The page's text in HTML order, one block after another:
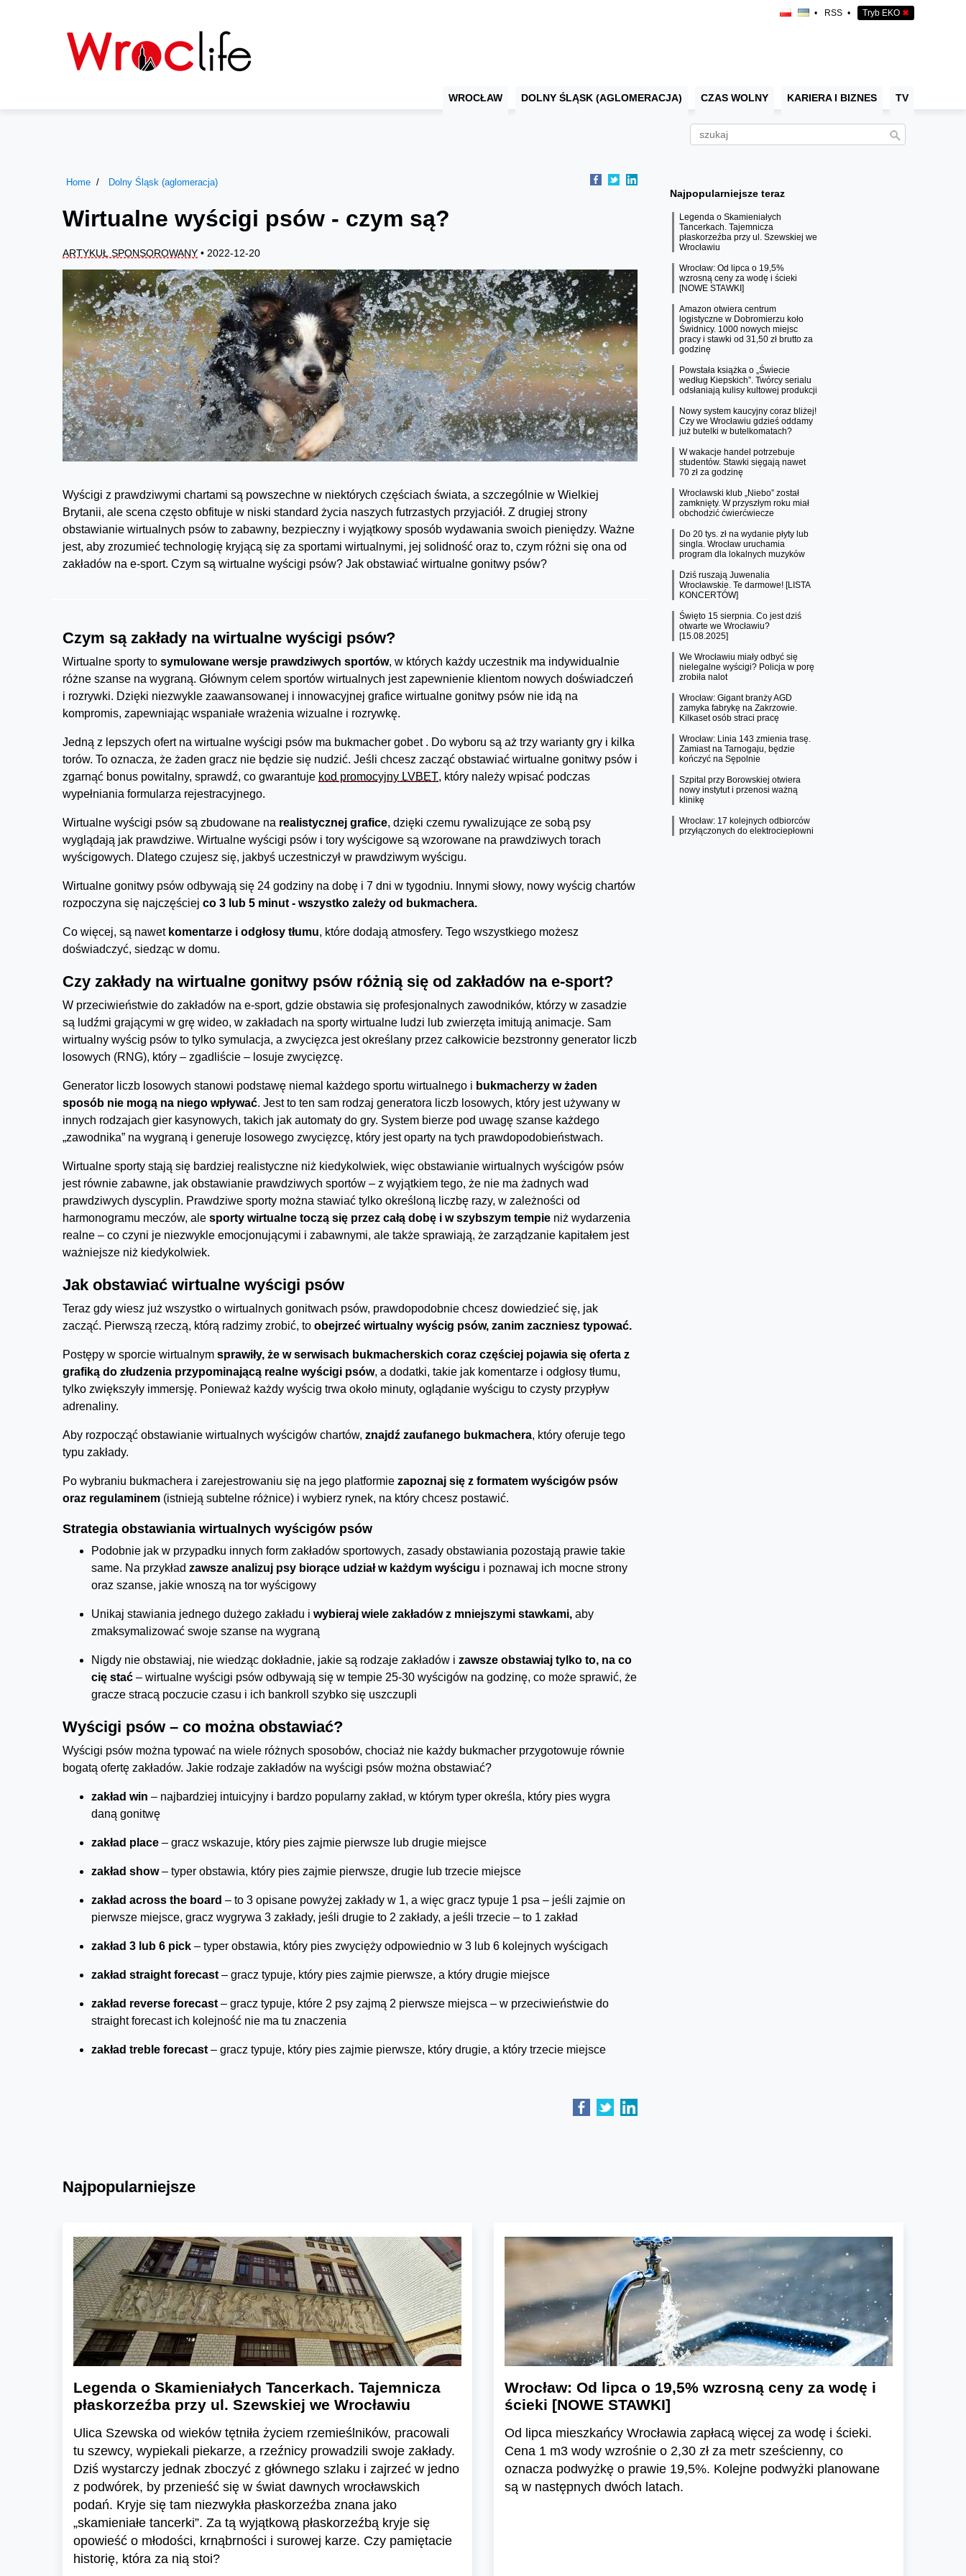
• RSS • Tryb EKO ✖
WROCŁAW DOLNY ŚLĄSK (AGLOMERACJA) CZAS WOLNY KARIERA I BIZNES TV
Home Dolny Śląsk (aglomeracja)
Wirtualne wyścigi psów - czym są?
ARTYKUŁ SPONSOROWANY • 2022-12-20
Wyścigi z prawdziwymi chartami są powszechne w niektórych częściach świata, a szczególnie w Wielkiej
Brytanii, ale scena często obfituje w niski standard życia naszych futrzastych przyjaciół. Z drugiej strony
obstawianie wirtualnych psów to zabawny, bezpieczny i wyjątkowy sposób wydawania swoich pieniędzy. Ważne
jest, aby zrozumieć technologię kryjącą się za sportami wirtualnymi, jej solidność oraz to, czym różni się ona od
zakładów na e-sport. Czym są wirtualne wyścigi psów? Jak obstawiać wirtualne gonitwy psów?
Czym są zakłady na wirtualne wyścigi psów?
Wirtualne sporty to symulowane wersje prawdziwych sportów, w których każdy uczestnik ma indywidualnie
różne szanse na wygraną. Głównym celem sportów wirtualnych jest zapewnienie klientom nowych doświadczeń
i rozrywki. Dzięki niezwykle zaawansowanej i innowacyjnej grafice wirtualne gonitwy psów nie idą na
kompromis, zapewniając wspaniałe wrażenia wizualne i rozrywkę.
Jedną z lepszych ofert na wirtualne wyścigi psów ma bukmacher gobet . Do wyboru są aż trzy warianty gry i kilka
torów. To oznacza, że żaden gracz nie będzie się nudzić. Jeśli chcesz zacząć obstawiać wirtualne gonitwy psów i
zgarnąć bonus powitalny, sprawdź, co gwarantuje kod promocyjny LVBET, który należy wpisać podczas
wypełniania formularza rejestracyjnego.
Wirtualne wyścigi psów są zbudowane na realistycznej grafice, dzięki czemu rywalizujące ze sobą psy
wyglądają jak prawdziwe. Wirtualne wyścigi psów i tory wyścigowe są wzorowane na prawdziwych torach
wyścigowych. Dlatego czujesz się, jakbyś uczestniczył w prawdziwym wyścigu.
Wirtualne gonitwy psów odbywają się 24 godziny na dobę i 7 dni w tygodniu. Innymi słowy, nowy wyścig chartów
rozpoczyna się najczęściej co 3 lub 5 minut - wszystko zależy od bukmachera.
Co więcej, są nawet komentarze i odgłosy tłumu, które dodają atmosfery. Tego wszystkiego możesz
doświadczyć, siedząc w domu.
Czy zakłady na wirtualne gonitwy psów różnią się od zakładów na e-sport?
W przeciwieństwie do zakładów na e-sport, gdzie obstawia się profesjonalnych zawodników, którzy w zasadzie
są ludźmi grającymi w grę wideo, w zakładach na sporty wirtualne ludzi lub zwierzęta imitują animacje. Sam
wirtualny wyścig psów to tylko symulacja, a zwycięzca jest określany przez całkowicie bezstronny generator liczb
losowych (RNG), który – zgadliście – losuje zwycięzcę.
Generator liczb losowych stanowi podstawę niemal każdego sportu wirtualnego i bukmacherzy w żaden
sposób nie mogą na niego wpływać. Jest to ten sam rodzaj generatora liczb losowych, który jest używany w
innych rodzajach gier kasynowych, takich jak automaty do gry. System bierze pod uwagę szanse każdego
„zawodnika” na wygraną i generuje losowego zwycięzcę, który jest oparty na tych prawdopodobieństwach.
Wirtualne sporty stają się bardziej realistyczne niż kiedykolwiek, więc obstawianie wirtualnych wyścigów psów
jest równie zabawne, jak obstawianie prawdziwych sportów – z wyjątkiem tego, że nie ma żadnych wad
prawdziwych dyscyplin. Prawdziwe sporty można stawiać tylko określoną liczbę razy, w zależności od
harmonogramu meczów, ale sporty wirtualne toczą się przez całą dobę i w szybszym tempie niż wydarzenia
realne – co czyni je niezwykle emocjonującymi i zabawnymi, ale także sprawiają, że zarządzanie kapitałem jest
ważniejsze niż kiedykolwiek.
Jak obstawiać wirtualne wyścigi psów
Teraz gdy wiesz już wszystko o wirtualnych gonitwach psów, prawdopodobnie chcesz dowiedzieć się, jak
zacząć. Pierwszą rzeczą, którą radzimy zrobić, to obejrzeć wirtualny wyścig psów, zanim zaczniesz typować.
Postępy w sporcie wirtualnym sprawiły, że w serwisach bukmacherskich coraz częściej pojawia się oferta z
grafiką do złudzenia przypominającą realne wyścigi psów, a dodatki, takie jak komentarze i odgłosy tłumu,
tylko zwiększyły immersję. Ponieważ każdy wyścig trwa około minuty, oglądanie wyścigu to czysty przypływ
adrenaliny.
Aby rozpocząć obstawianie wirtualnych wyścigów chartów, znajdź zaufanego bukmachera, który oferuje tego
typu zakłady.
Po wybraniu bukmachera i zarejestrowaniu się na jego platformie zapoznaj się z formatem wyścigów psów
oraz regulaminem (istnieją subtelne różnice) i wybierz rynek, na który chcesz postawić.
Strategia obstawiania wirtualnych wyścigów psów
Podobnie jak w przypadku innych form zakładów sportowych, zasady obstawiania pozostają prawie takie
same. Na przykład zawsze analizuj psy biorące udział w każdym wyścigu i poznawaj ich mocne strony
oraz szanse, jakie wnoszą na tor wyścigowy
Unikaj stawiania jednego dużego zakładu i wybieraj wiele zakładów z mniejszymi stawkami, aby
zmaksymalizować swoje szanse na wygraną
Nigdy nie obstawiaj, nie wiedząc dokładnie, jakie są rodzaje zakładów i zawsze obstawiaj tylko to, na co
cię stać – wirtualne wyścigi psów odbywają się w tempie 25-30 wyścigów na godzinę, co może sprawić, że
gracze stracą poczucie czasu i ich bankroll szybko się uszczupli
Wyścigi psów – co można obstawiać?
Wyścigi psów można typować na wiele różnych sposobów, chociaż nie każdy bukmacher przygotowuje równie
bogatą ofertę zakładów. Jakie rodzaje zakładów na wyścigi psów można obstawiać?
zakład win – najbardziej intuicyjny i bardzo popularny zakład, w którym typer określa, który pies wygra
daną gonitwę
zakład place – gracz wskazuje, który pies zajmie pierwsze lub drugie miejsce
zakład show– typer obstawia, który pies zajmie pierwsze, drugie lub trzecie miejsce
zakład across the board – to 3 opisane powyżej zakłady w 1, a więc gracz typuje 1 psa – jeśli zajmie on
pierwsze miejsce, gracz wygrywa 3 zakłady, jeśli drugie to 2 zakłady, a jeśli trzecie – to 1 zakład
zakład 3 lub 6 pick – typer obstawia, który pies zwycięży odpowiednio w 3 lub 6 kolejnych wyścigach
zakład straight forecast – gracz typuje, który pies zajmie pierwsze, a który drugie miejsce
zakład reverse forecast – gracz typuje, które 2 psy zajmą 2 pierwsze miejsca – w przeciwieństwie do
straight forecast ich kolejność nie ma tu znaczenia
zakład treble forecast – gracz typuje, który pies zajmie pierwsze, który drugie, a który trzecie miejsce
Najpopularniejsze teraz
Legenda o Skamieniałych
Tancerkach. Tajemnicza
płaskorzeźba przy ul. Szewskiej we
Wrocławiu
Wrocław: Od lipca o 19,5%
wzrosną ceny za wodę i ścieki
[NOWE STAWKI]
Amazon otwiera centrum
logistyczne w Dobromierzu koło
Świdnicy. 1000 nowych miejsc
pracy i stawki od 31,50 zł brutto za
godzinę
Powstała książka o „Świecie
według Kiepskich”. Twórcy serialu
odsłaniają kulisy kultowej produkcji
Nowy system kaucyjny coraz bliżej!
Czy we Wrocławiu gdzieś oddamy
już butelki w butelkomatach?
W wakacje handel potrzebuje
studentów. Stawki sięgają nawet
70 zł za godzinę
Wrocławski klub „Niebo” został
zamknięty. W przyszłym roku miał
obchodzić ćwierćwiecze
Do 20 tys. zł na wydanie płyty lub
singla. Wrocław uruchamia
program dla lokalnych muzyków
Dziś ruszają Juwenalia
Wrocławskie. Te darmowe! [LISTA
KONCERTÓW]
Święto 15 sierpnia. Co jest dziś
otwarte we Wrocławiu?
[15.08.2025]
We Wrocławiu miały odbyć się
nielegalne wyścigi? Policja w porę
zrobiła nalot
Wrocław: Gigant branży AGD
zamyka fabrykę na Zakrzowie.
Kilkaset osób straci pracę
Wrocław: Linia 143 zmienia trasę.
Zamiast na Tarnogaju, będzie
kończyć na Sępolnie
Szpital przy Borowskiej otwiera
nowy instytut i przenosi ważną
klinikę
Wrocław: 17 kolejnych odbiorców
przyłączonych do elektrociepłowni
Najpopularniejsze
Legenda o Skamieniałych Tancerkach. Tajemnicza
płaskorzeźba przy ul. Szewskiej we Wrocławiu
Ulica Szewska od wieków tętniła życiem rzemieślników, pracowali
tu szewcy, wypiekali piekarze, a rzeźnicy prowadzili swoje zakłady.
Dziś wystarczy jednak zboczyć z głównego szlaku i zajrzeć w jedno
z podwórek, by przenieść się w świat dawnych wrocławskich
podań. Kryje się tam niezwykła płaskorzeźba znana jako
„skamieniałe tancerki”. Za tą wyjątkową płaskorzeźbą kryje się
opowieść o młodości, krnąbrności i surowej karze. Czy pamiętacie
historię, która za nią stoi?
Wrocław: Od lipca o 19,5% wzrosną ceny za wodę i
ścieki [NOWE STAWKI]
Od lipca mieszkańcy Wrocławia zapłacą więcej za wodę i ścieki.
Cena 1 m3 wody wzrośnie o 2,30 zł za metr sześcienny, co
oznacza podwyżkę o prawie 19,5%. Kolejne podwyżki planowane
są w następnych dwóch latach.